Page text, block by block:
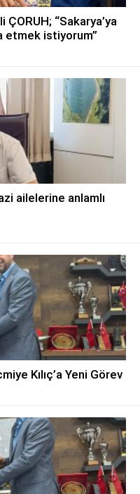
ÇORUH; “Sakarya’ya
etmek istiyorum”
ailelerine anlamlı
Kılıç’a Yeni Görev